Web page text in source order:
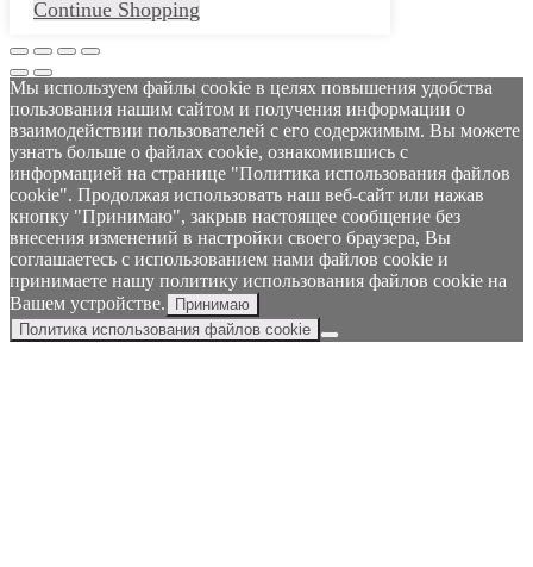
Continue Shopping
Мы используем файлы cookie в целях повышения удобства
пользования нашим сайтом и получения информации о
взаимодействии пользователей с его содержимым. Вы можете
узнать больше о файлах cookie, ознакомившись с
информацией на странице "Политика использования файлов
cookie". Продолжая использовать наш веб-сайт или нажав
кнопку "Принимаю", закрыв настоящее сообщение без
внесения изменений в настройки своего браузера, Вы
соглашаетесь с использованием нами файлов cookie и
принимаете нашу политику использования файлов cookie на
Вашем устройстве.
Принимаю
Политика использования файлов cookie